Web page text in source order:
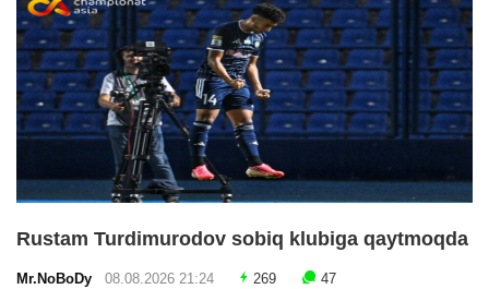
Rustam Turdimurodov sobiq klubiga qaytmoqda
Mr.NoBoDy 08.08.2026 21:24 269 47